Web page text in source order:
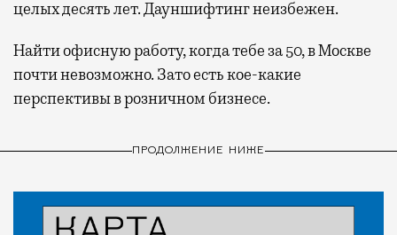
целых десять лет. Дауншифтинг неизбежен.
Найти офисную работу, когда тебе за 50, в Москве
почти невозможно. Зато есть кое-какие
перспективы в розничном бизнесе.
ПРОДОЛЖЕНИЕ НИЖЕ